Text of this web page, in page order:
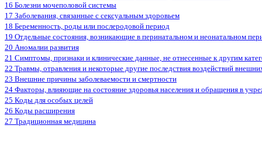
16 Болезни мочеполовой системы
17 Заболевания, связанные с сексуальным здоровьем
18 Беременность, роды или послеродовой период
19 Отдельные состояния, возникающие в перинатальном и неонатальном
20 Аномалии развития
21 Симптомы, признаки и клинические данные, не отнесенные к другим
22 Травмы, отравления и некоторые другие последствия воздействий
23 Внешние причины заболеваемости и смертности
24 Факторы, влияющие на состояние здоровья населения и обращения в
25 Коды для особых целей
26 Коды расширения
27 Традиционная медицина